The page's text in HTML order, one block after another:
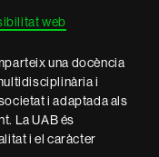
web
una docència
i
i adaptada als
La UAB és
i el caràcter